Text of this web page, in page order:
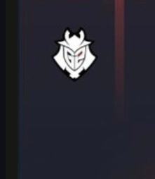
HeavyGod, G2’nin IEM
sahnesine hazırlığını, takım
Haziran 17, 2026